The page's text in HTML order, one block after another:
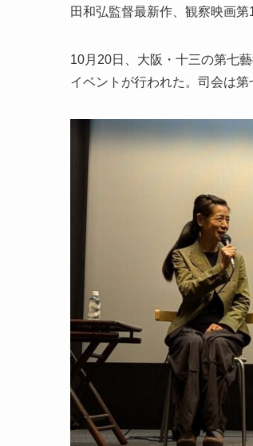
田和弘監督最新作、観察映画第
10月20日、大阪・十三の第七
イベントが行われた。司会は